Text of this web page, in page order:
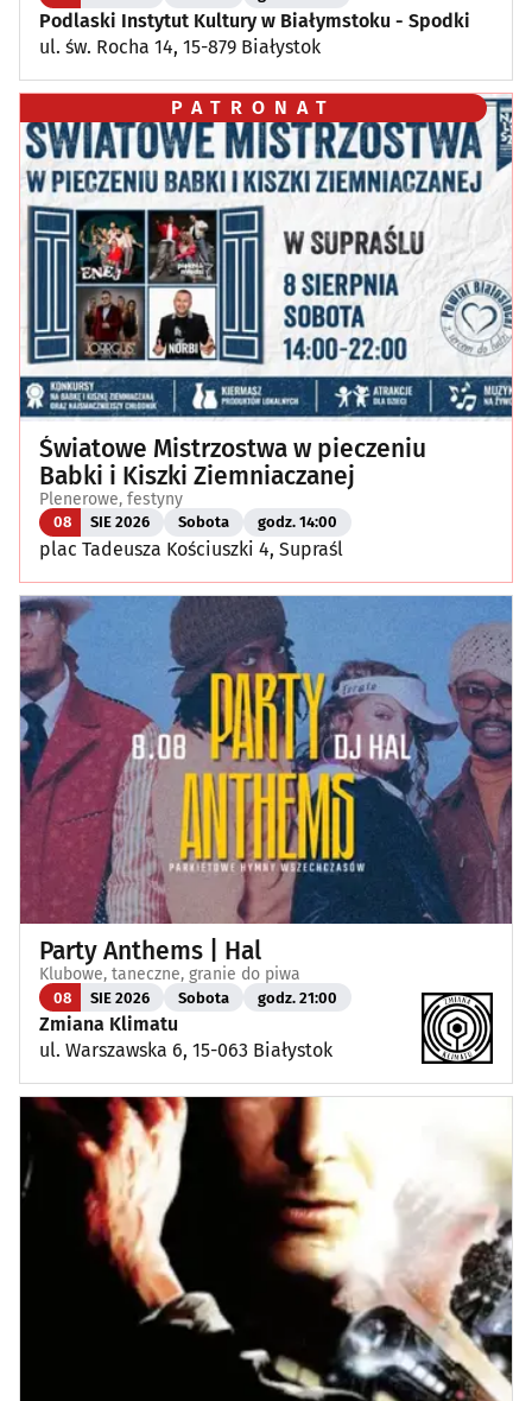
Podlaski Instytut Kultury w Białymstoku - Spodki
ul. św. Rocha 14, 15-879 Białystok
PATRONAT
Światowe Mistrzostwa w pieczeniu
Babki i Kiszki Ziemniaczanej
Plenerowe, festyny
08 SIE 2026 Sobota godz. 14:00
plac Tadeusza Kościuszki 4, Supraśl
Party Anthems | Hal
Klubowe, taneczne, granie do piwa
08 SIE 2026 Sobota godz. 21:00
Zmiana Klimatu
ul. Warszawska 6, 15-063 Białystok